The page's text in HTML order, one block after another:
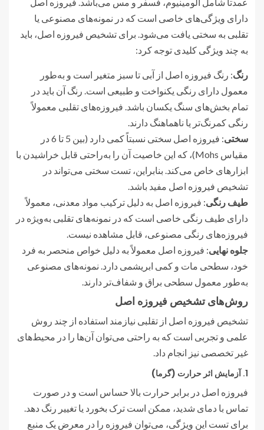
دارای ویژگی‌های خاصی است که در نمونه‌های مصنوعی یا
تقلبی به سختی یافت می‌شود. برای تشخیص فیروزه اصل، باید
به چند ویژگی کلیدی توجه کرد:
رنگ: رنگ فیروزه اصل از آبی تا سبز متغیر است و به‌طور
معمول دارای رنگی یکنواخت و طبیعی است. رنگ آن باید در
تمام بخش‌های سنگ یکسان باشد. فیروزه‌های تقلبی معمولاً
رنگی کمرنگ‌تر یا ناهماهنگ دارند.
سختی
: فیروزه اصل سختی نسبتاً کمی دارد (بین 5 تا 6 در
مقیاس Mohs)، که این خاصیت آن را به‌راحتی قابل خراشیدن با
ابزارهای خاص می‌کند. بنابراین، تست سختی می‌تواند در
تشخیص فیروزه اصل مفید باشد.
طیف رنگی: فیروزه اصل به دلیل ترکیب مواد معدنی، معمولاً
دارای طیف رنگی خاصی است که در نمونه‌های تقلبی به‌ویژه در
فیروزه‌های رنگی مصنوعی، قابل مشاهده نیست.
جلوه نهایی: فیروزه اصل معمولاً به دلیل خواص منحصر به فرد
خود، سطحی مات و کمی ابریشمی دارد. نمونه‌های مصنوعی
به‌طور معمول سطحی براق و شفاف‌تر دارند.
روش‌های تشخیص فیروزه اصل
تشخیص فیروزه اصل از تقلبی نیازمند استفاده از چند روش
علمی و تجربی است که به راحتی می‌توان آن‌ها را در محیط‌های
غیر تخصصی نیز انجام داد.
1. آزمایش اثر حرارت (گرما)
فیروزه اصل در برابر حرارت بالا حساس است و در صورت
تماس با دمای شدید، ممکن است ترک بخورد یا تغییر رنگ دهد.
برای تست این ویژگی، می‌توان فیروزه را در معرض یک منبع